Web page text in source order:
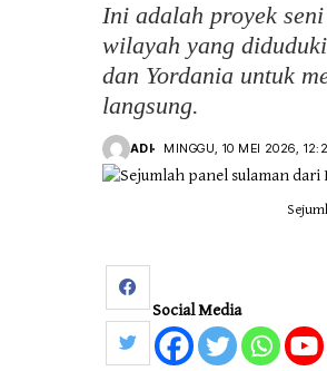
Ini adalah proyek
wilayah yang
dan Yordania untuk
langsung.
ADI MINGGU, 10 MEI 2026,
Social Media